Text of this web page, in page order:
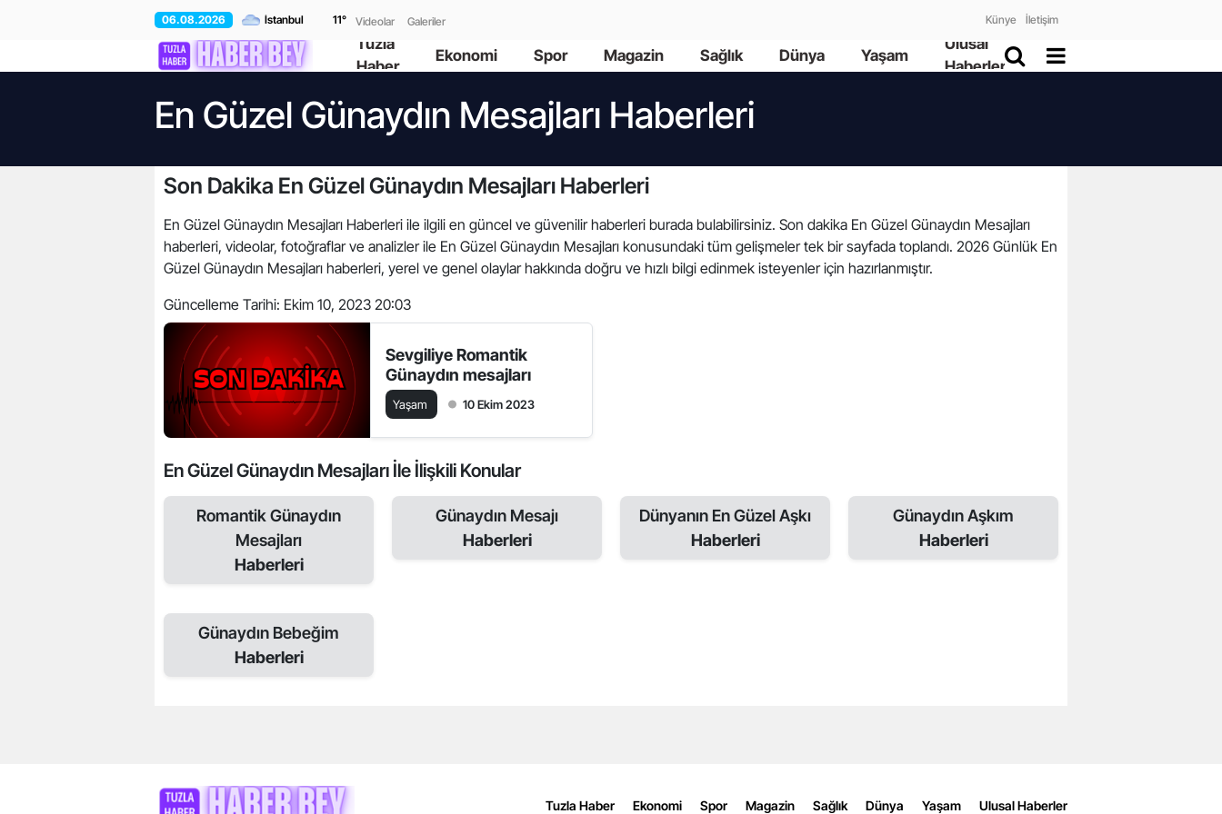
06.08.2026 11° Videolar Galeriler Künye İletişim
Tuzla
Haber
Ekonomi Spor Magazin Sağlık Dünya Yaşam
Ulusal
Haberler
En Güzel Günaydın Mesajları Haberleri
Son Dakika En Güzel Günaydın Mesajları Haberleri
En Güzel Günaydın Mesajları Haberleri ile ilgili en güncel ve güvenilir haberleri burada bulabilirsiniz. Son dakika En Güzel Günaydın Mesajları
haberleri, videolar, fotoğraflar ve analizler ile En Güzel Günaydın Mesajları konusundaki tüm gelişmeler tek bir sayfada toplandı. 2026 Günlük En
Güzel Günaydın Mesajları haberleri, yerel ve genel olaylar hakkında doğru ve hızlı bilgi edinmek isteyenler için hazırlanmıştır.
Güncelleme Tarihi: Ekim 10, 2023 20:03
Sevgiliye Romantik
Günaydın mesajları
Yaşam 10 Ekim 2023
En Güzel Günaydın Mesajları İle İlişkili Konular
Romantik Günaydın
Mesajları
Haberleri
Günaydın Mesajı
Haberleri
Dünyanın En Güzel Aşkı
Haberleri
Günaydın Aşkım
Haberleri
Günaydın Bebeğim
Haberleri
Tuzla Haber Ekonomi Spor Magazin Sağlık Dünya Yaşam Ulusal Haberler